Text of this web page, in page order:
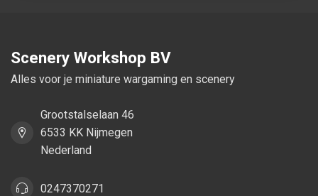
Scenery Workshop BV
Alles voor je miniature wargaming en scenery
Grootstalselaan 46
6533 KK Nijmegen
Nederland
0247370271